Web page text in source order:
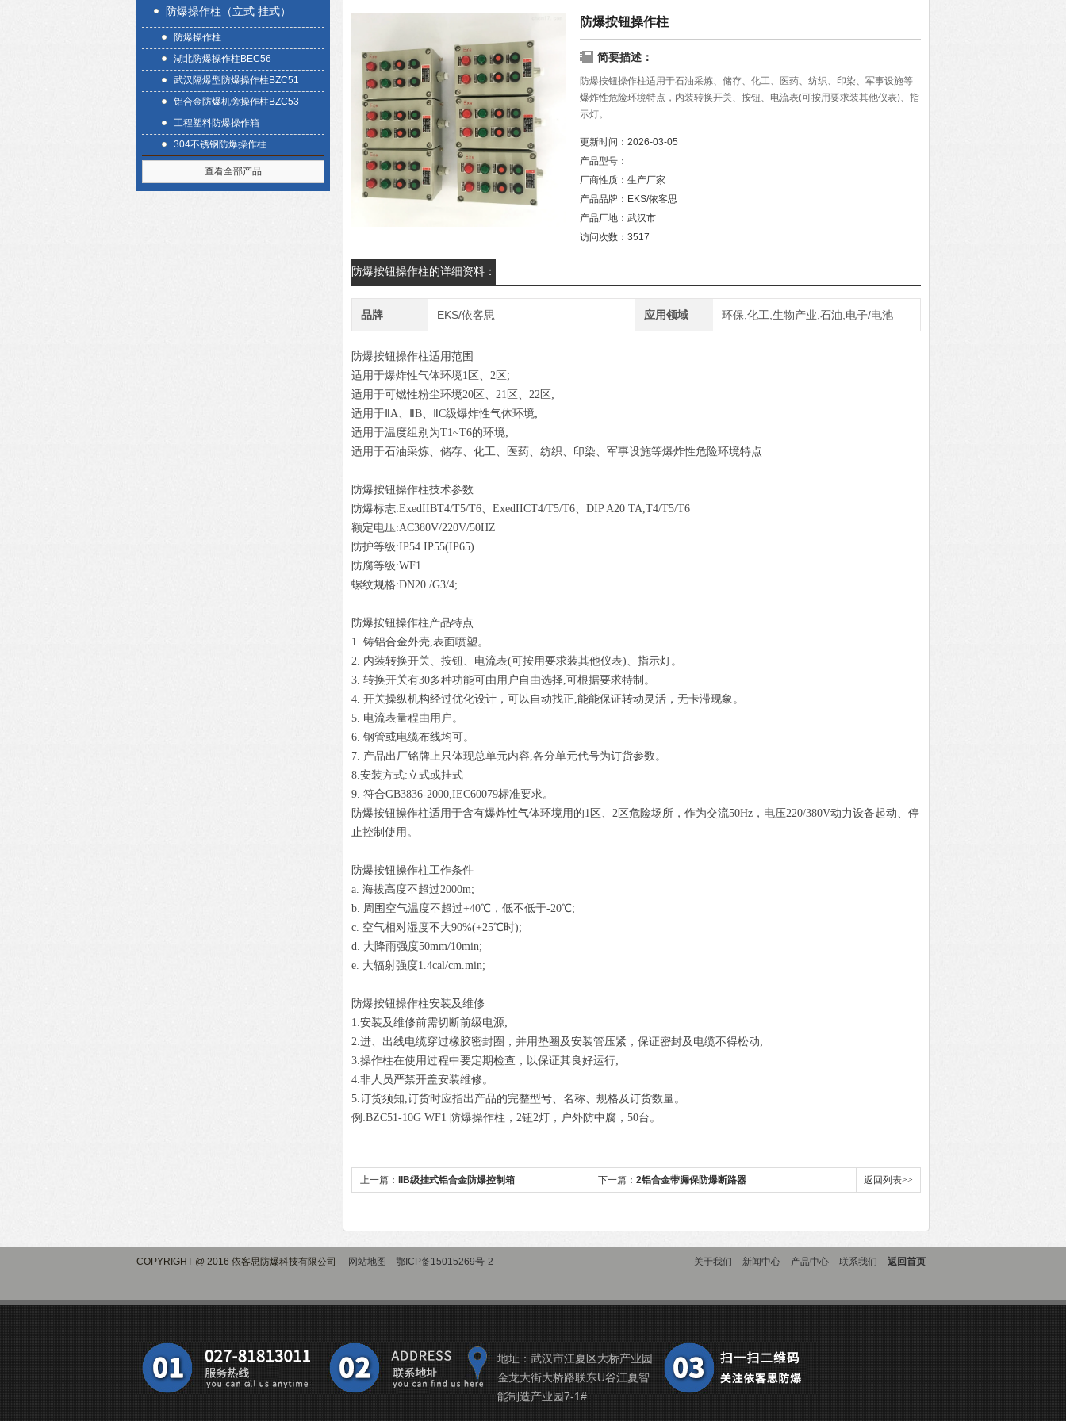
防爆操作柱（立式 挂式）
防爆操作柱
湖北防爆操作柱BEC56
武汉隔爆型防爆操作柱BZC51
铝合金防爆机旁操作柱BZC53
工程塑料防爆操作箱
304不锈钢防爆操作柱
查看全部产品
防爆按钮操作柱
简要描述：
防爆按钮操作柱适用于石油采炼、储存、化工、医药、纺织、印染、军事设施等
爆炸性危险环境特点，内装转换开关、按钮、电流表(可按用要求装其他仪表)、指
示灯。
更新时间： 2026-03-05
产品型号：
厂商性质： 生产厂家
产品品牌： EKS/依客思
产品厂地： 武汉市
访问次数： 3517
防爆按钮操作柱的详细资料：
品牌 EKS/依客思 应用领域 环保,化工,生物产业,石油,电子/电池
防爆按钮操作柱适用范围
适用于爆炸性气体环境1区、2区;
适用于可燃性粉尘环境20区、21区、22区;
适用于ⅡA、ⅡB、ⅡC级爆炸性气体环境;
适用于温度组别为T1~T6的环境;
适用于石油采炼、储存、化工、医药、纺织、印染、军事设施等爆炸性危险环境特点
防爆按钮操作柱技术参数
防爆标志:ExedIIBT4/T5/T6、ExedIICT4/T5/T6、DIP A20 TA,T4/T5/T6
额定电压:AC380V/220V/50HZ
防护等级:IP54 IP55(IP65)
防腐等级:WF1
螺纹规格:DN20 /G3/4;
防爆按钮操作柱产品特点
1. 铸铝合金外壳,表面喷塑。
2. 内装转换开关、按钮、电流表(可按用要求装其他仪表)、指示灯。
3. 转换开关有30多种功能可由用户自由选择,可根据要求特制。
4. 开关操纵机构经过优化设计，可以自动找正,能能保证转动灵活，无卡滞现象。
5. 电流表量程由用户。
6. 钢管或电缆布线均可。
7. 产品出厂铭牌上只体现总单元内容,各分单元代号为订货参数。
8.安装方式:立式或挂式
9. 符合GB3836-2000,IEC60079标准要求。
防爆按钮操作柱适用于含有爆炸性气体环境用的1区、2区危险场所，作为交流50Hz，电压220/380V动力设备起动、停
止控制使用。
防爆按钮操作柱工作条件
a. 海拔高度不超过2000m;
b. 周围空气温度不超过+40℃，低不低于-20℃;
c. 空气相对湿度不大90%(+25℃时);
d. 大降雨强度50mm/10min;
e. 大辐射强度1.4cal/cm.min;
防爆按钮操作柱安装及维修
1.安装及维修前需切断前级电源;
2.进、出线电缆穿过橡胶密封圈，并用垫圈及安装管压紧，保证密封及电缆不得松动;
3.操作柱在使用过程中要定期检查，以保证其良好运行;
4.非人员严禁开盖安装维修。
5.订货须知,订货时应指出产品的完整型号、名称、规格及订货数量。
例:BZC51-10G WF1 防爆操作柱，2钮2灯，户外防中腐，50台。
上一篇： IIB级挂式铝合金防爆控制箱 下一篇： 2铝合金带漏保防爆断路器 返回列表>>
COPYRIGHT @ 2016 依客思防爆科技有限公司 网站地图 鄂ICP备15015269号-2 关于我们 新闻中心 产品中心 联系我们 返回首页
地址：武汉市江夏区大桥产业园
金龙大街大桥路联东U谷江夏智
能制造产业园7-1#